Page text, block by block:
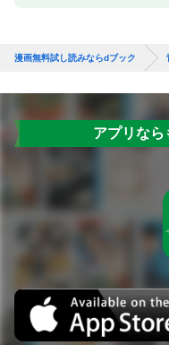
漫画無料試し読みならdブック
アプリなら